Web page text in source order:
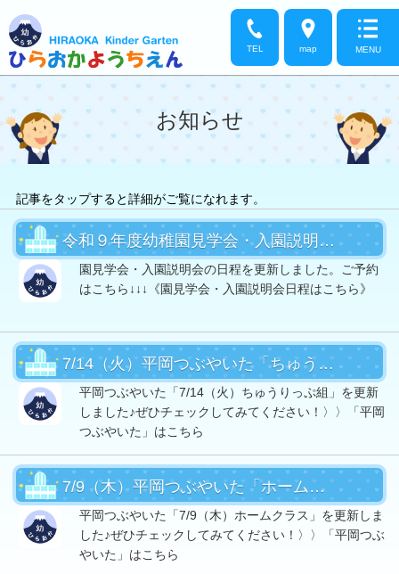
TEL map MENU
お知らせ
記事をタップすると詳細がご覧になれます。
令和９年度幼稚園見学会・入園説明会の日程をUPしました
園見学会・入園説明会の日程を更新しました。ご予約
はこちら↓↓↓《園見学会・入園説明会日程はこちら》
7/14（火）平岡つぶやいた「ちゅうりっぷ組」UP！
平岡つぶやいた「7/14（火）ちゅうりっぷ組」を更新
しました♪ぜひチェックしてみてください！〉〉「平岡
つぶやいた」はこちら
7/9（木）平岡つぶやいた「ホームクラス」UP！
平岡つぶやいた「7/9（木）ホームクラス」を更新しま
した♪ぜひチェックしてみてください！〉〉「平岡つぶ
やいた」はこちら